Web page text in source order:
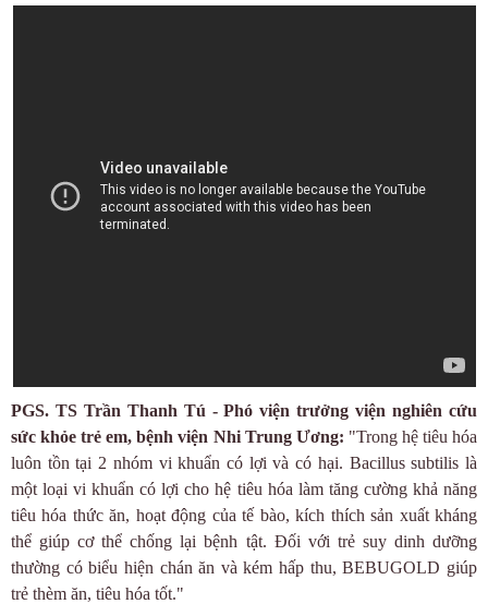
PGS. TS Trần Thanh Tú - Phó viện trưởng viện nghiên cứu
sức khỏe trẻ em, bệnh viện Nhi Trung Ương: "Trong hệ tiêu hóa
luôn tồn tại 2 nhóm vi khuẩn có lợi và có hại. Bacillus subtilis là
một loại vi khuẩn có lợi cho hệ tiêu hóa làm tăng cường khả năng
tiêu hóa thức ăn, hoạt động của tế bào, kích thích sản xuất kháng
thể giúp cơ thể chống lại bệnh tật. Đối với trẻ suy dinh dưỡng
thường có biểu hiện chán ăn và kém hấp thu, BEBUGOLD giúp
trẻ thèm ăn, tiêu hóa tốt."